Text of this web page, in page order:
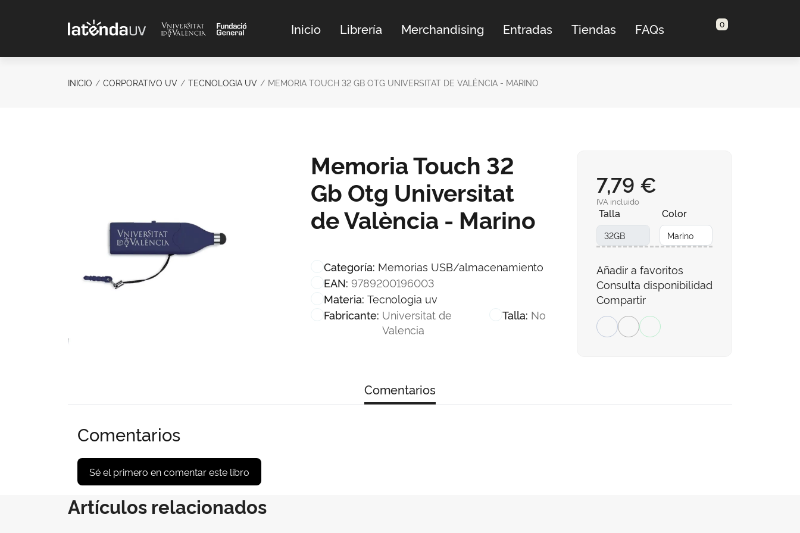
Inicio Librería Merchandising Entradas Tiendas FAQs 0
INICIO CORPORATIVO UV TECNOLOGIA UV MEMORIA TOUCH 32 GB OTG UNIVERSITAT DE VALÈNCIA - MARINO
Memoria Touch 32
Gb Otg Universitat
de València - Marino
Categoría: Memorias USB/almacenamiento
EAN: 9789200196003
Materia: Tecnologia uv
Fabricante: Universitat de
Valencia
Talla: No
7,79 €
IVA incluido
Talla Color
Añadir a favoritos
Consulta disponibilidad
Compartir
Comentarios
Comentarios
Sé el primero en comentar este libro
Artículos relacionados